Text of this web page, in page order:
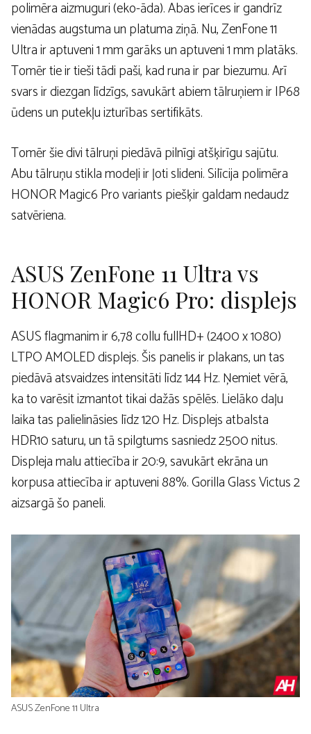
polimēra aizmuguri (eko-āda). Abas ierīces ir gandrīz
vienādas augstuma un platuma ziņā. Nu, ZenFone 11
Ultra ir aptuveni 1 mm garāks un aptuveni 1 mm platāks.
Tomēr tie ir tieši tādi paši, kad runa ir par biezumu. Arī
svars ir diezgan līdzīgs, savukārt abiem tālruņiem ir IP68
ūdens un putekļu izturības sertifikāts.
Tomēr šie divi tālruņi piedāvā pilnīgi atšķirīgu sajūtu.
Abu tālruņu stikla modeļi ir ļoti slideni. Silīcija polimēra
HONOR Magic6 Pro variants piešķir galdam nedaudz
satvēriena.
ASUS ZenFone 11 Ultra vs
HONOR Magic6 Pro: displejs
ASUS flagmanim ir 6,78 collu fullHD+ (2400 x 1080)
LTPO AMOLED displejs. Šis panelis ir plakans, un tas
piedāvā atsvaidzes intensitāti līdz 144 Hz. Ņemiet vērā,
ka to varēsit izmantot tikai dažās spēlēs. Lielāko daļu
laika tas palielināsies līdz 120 Hz. Displejs atbalsta
HDR10 saturu, un tā spilgtums sasniedz 2500 nitus.
Displeja malu attiecība ir 20:9, savukārt ekrāna un
korpusa attiecība ir aptuveni 88%. Gorilla Glass Victus 2
aizsargā šo paneli.
ASUS ZenFone 11 Ultra